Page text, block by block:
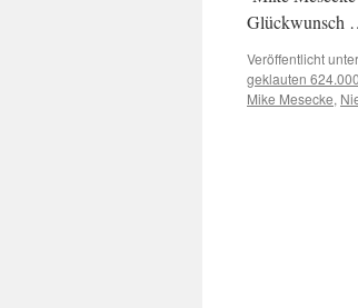
Glückwunsch
Veröffentlicht unter
geklauten
Mike Mesecke,